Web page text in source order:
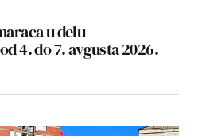
u delu
4. do 7. avgusta 2026.